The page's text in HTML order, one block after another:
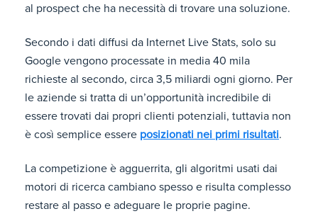
al prospect che ha necessità di trovare una soluzione.
Secondo i dati diffusi da Internet Live Stats, solo su
Google vengono processate in media 40 mila
richieste al secondo, circa 3,5 miliardi ogni giorno. Per
le aziende si tratta di un’opportunità incredibile di
essere trovati dai propri clienti potenziali, tuttavia non
è così semplice essere posizionati nei primi risultati.
La competizione è agguerrita, gli algoritmi usati dai
motori di ricerca cambiano spesso e risulta complesso
restare al passo e adeguare le proprie pagine.